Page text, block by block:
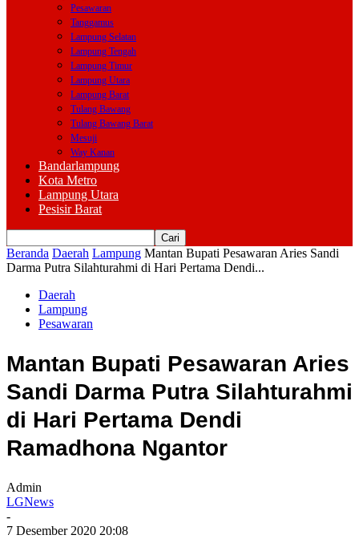
Pesawaran
Tanggamus
Lampung Selatan
Lampung Tengah
Lampung Timur
Lampung Utara
Lampung Barat
Tulang Bawang
Tulang Bawang Barat
Mesuji
Way Kanan
Bandarlampung
Kota Metro
Lampung Utara
Pesisir Barat
Beranda Daerah Lampung Mantan Bupati Pesawaran Aries Sandi
Darma Putra Silahturahmi di Hari Pertama Dendi...
Daerah
Lampung
Pesawaran
Mantan Bupati Pesawaran Aries
Sandi Darma Putra Silahturahmi
di Hari Pertama Dendi
Ramadhona Ngantor
Admin
LGNews
-
7 Desember 2020 20:08